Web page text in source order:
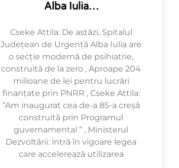
Alba Iulia…
Cseke Attila: De astăzi, Spitalul
Județean de Urgență Alba Iulia are
o secție modernă de psihiatrie,
construită de la zero , Aproape 204
milioane de lei pentru lucrări
finanțate prin PNRR , Cseke Attila:
”Am inaugurat cea de-a 85-a creșă
construită prin Programul
guvernamental ” , Ministerul
Dezvoltării: intră în vigoare legea
care accelerează utilizarea